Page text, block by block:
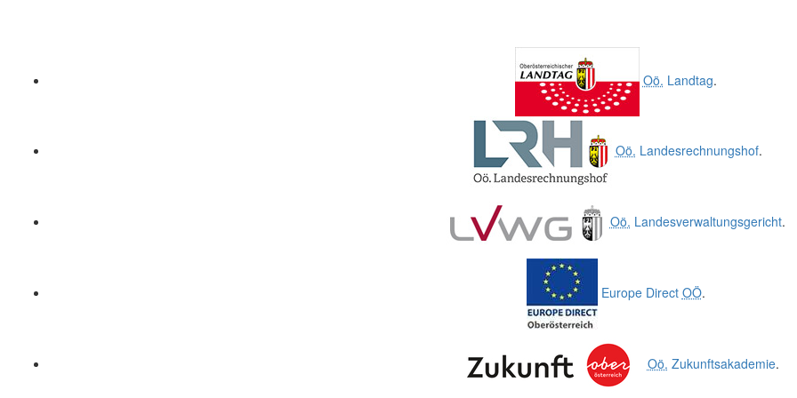
Oö. Landtag.
Oö. Landesrechnungshof.
Oö. Landesverwaltungsgericht.
Europe Direct OÖ.
Oö. Zukunftsakademie.